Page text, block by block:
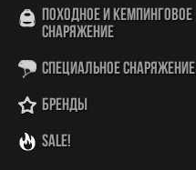
Походное и кемпинговое
снаряжение
Специальное снаряжение
Бренды
SALE!